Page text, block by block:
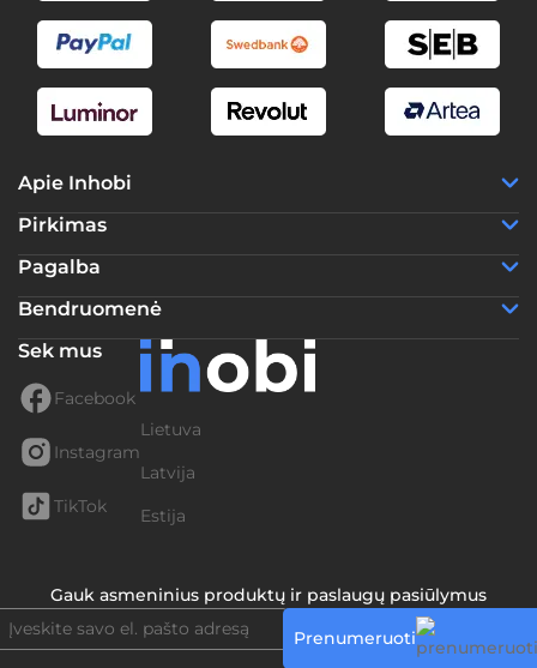
Apie Inhobi
Pirkimas
Pagalba
Bendruomenė
Sek mus
Facebook
Instagram
TikTok
Lietuva
Latvija
Estija
Gauk asmeninius produktų ir paslaugų pasiūlymus
Prenumeruoti